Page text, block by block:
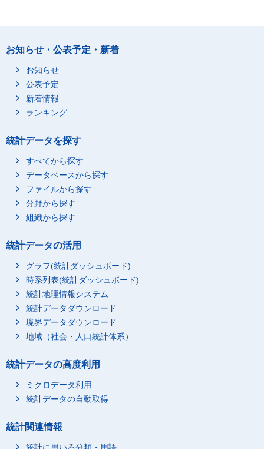
お知らせ・公表予定・新着
お知らせ
公表予定
新着情報
ランキング
統計データを探す
すべてから探す
データベースから探す
ファイルから探す
分野から探す
組織から探す
統計データの活用
グラフ(統計ダッシュボード)
時系列表(統計ダッシュボード)
統計地理情報システム
統計データダウンロード
境界データダウンロード
地域（社会・人口統計体系）
統計データの高度利用
ミクロデータ利用
統計データの自動取得
統計関連情報